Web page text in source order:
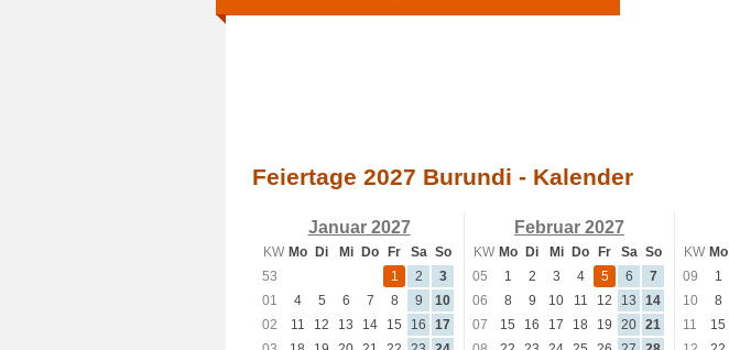
Feiertage 2027 Burundi - Kalender
Januar 2027
KW Mo Di Mi Do Fr Sa So
53
1 2
3
01
4 5 6 7 8 9
10
02
11 12 13 14 15 16
17
Februar 2027
KW Mo Di Mi Do Fr Sa So
05
1 2 3 4 5 6
7
06
8 9 10 11 12 13
14
07
15 16 17 18 19 20 21
KW Mo
09
1
10
8
11
15